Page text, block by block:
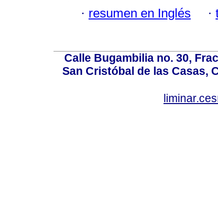
· resumen en Inglés ·
Calle Bugambilia no. 30,
San Cristóbal de las Casas,